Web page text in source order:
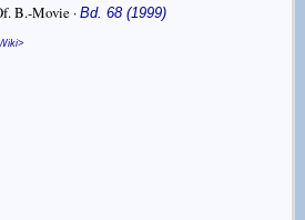
B.-Movie ·Bd. 68 (1999)